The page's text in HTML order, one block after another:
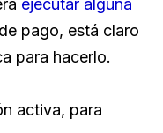
ejecutar alguna
pago, está claro
para hacerlo.
activa, para